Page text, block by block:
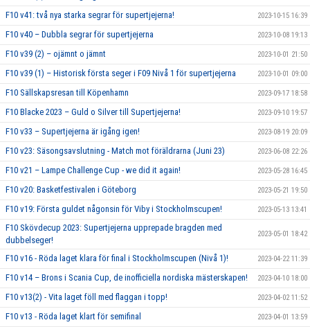
F10 v41: två nya starka segrar för supertjejerna! 2023-10-15 16:39
F10 v40 – Dubbla segrar för supertjejerna 2023-10-08 19:13
F10 v39 (2) – ojämnt o jämnt 2023-10-01 21:50
F10 v39 (1) – Historisk första seger i F09 Nivå 1 för supertjejerna 2023-10-01 09:00
F10 Sällskapsresan till Köpenhamn 2023-09-17 18:58
F10 Blacke 2023 – Guld o Silver till Supertjejerna! 2023-09-10 19:57
F10 v33 – Supertjejerna är igång igen! 2023-08-19 20:09
F10 v23: Säsongsavslutning - Match mot föräldrarna (Juni 23) 2023-06-08 22:26
F10 v21 – Lampe Challenge Cup - we did it again! 2023-05-28 16:45
F10 v20: Basketfestivalen i Göteborg 2023-05-21 19:50
F10 v19: Första guldet någonsin för Viby i Stockholmscupen! 2023-05-13 13:41
F10 Skövdecup 2023: Supertjejerna upprepade bragden med
dubbelseger!
2023-05-01 18:42
F10 v16 - Röda laget klara för final i Stockholmscupen (Nivå 1)! 2023-04-22 11:39
F10 v14 – Brons i Scania Cup, de inofficiella nordiska mästerskapen! 2023-04-10 18:00
F10 v13(2) - Vita laget föll med flaggan i topp! 2023-04-02 11:52
F10 v13 - Röda laget klart för semifinal 2023-04-01 13:59